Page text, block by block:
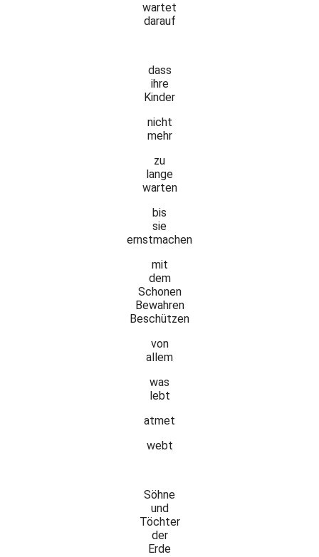
wartet
darauf
dass
ihre
Kinder
nicht
mehr
zu
lange
warten
bis
sie
ernstmachen
mit
dem
Schonen
Bewahren
Beschützen
von
allem
was
lebt
atmet
webt
Söhne
und
Töchter
der
Erde